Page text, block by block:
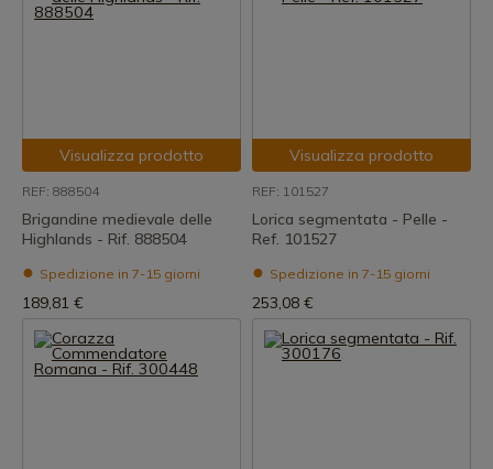
Visualizza prodotto
REF: 888504
Brigandine medievale delle
Highlands - Rif. 888504
Spedizione in 7-15 giorni
189,81 €
Visualizza prodotto
REF: 101527
Lorica segmentata - Pelle -
Ref. 101527
Spedizione in 7-15 giorni
253,08 €